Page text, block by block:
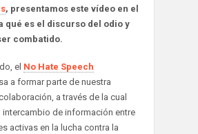
, presentamos este vídeo en el
qué es el discurso del odio y
combatido.
el No Hate Speech
a formar parte de nuestra
a través de la cual
de información entre
activas en la lucha contra la